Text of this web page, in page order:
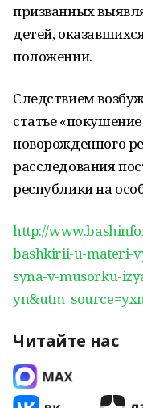
призванных
детей,
положении.
Следствием
статье
новорожденного
расследования
республики на
http://
bashkirii-u-materi-
syna-v-musorku-
Читайте нас